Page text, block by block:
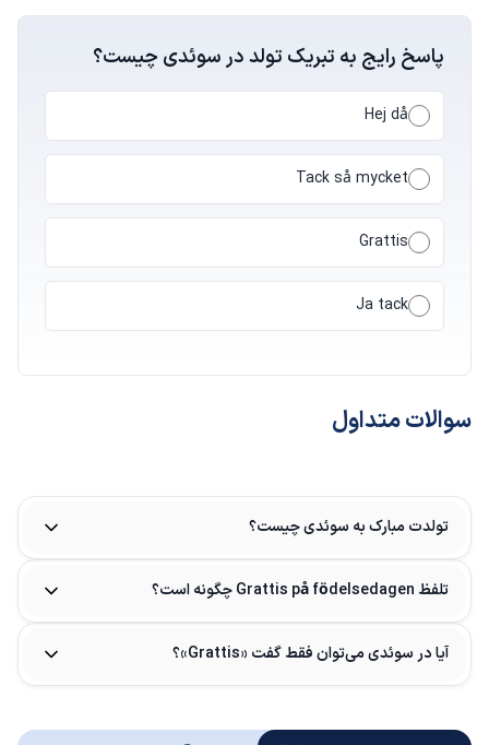
پاسخ رایج به تبریک تولد در سوئدی چیست؟
Hej då
Tack så mycket
Grattis
Ja tack
سوالات متداول
تولدت مبارک به سوئدی چیست؟
تلفظ Grattis på födelsedagen چگونه است؟
آیا در سوئدی می‌توان فقط گفت «Grattis»؟